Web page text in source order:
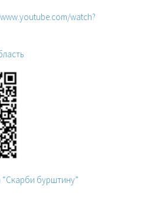
watch?
“Скарби бурштину”